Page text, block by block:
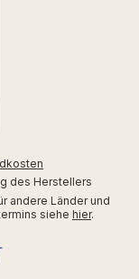
des Herstellers
andere Länder und
siehe hier.